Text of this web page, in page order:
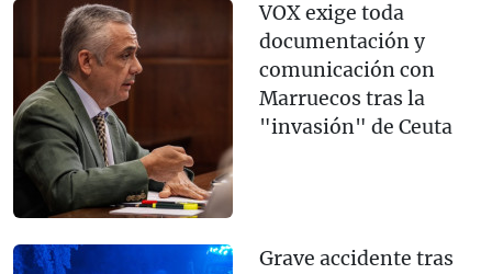
VOX exige toda
documentación y
comunicación con
Marruecos tras la
"invasión" de Ceuta
Grave accidente tras